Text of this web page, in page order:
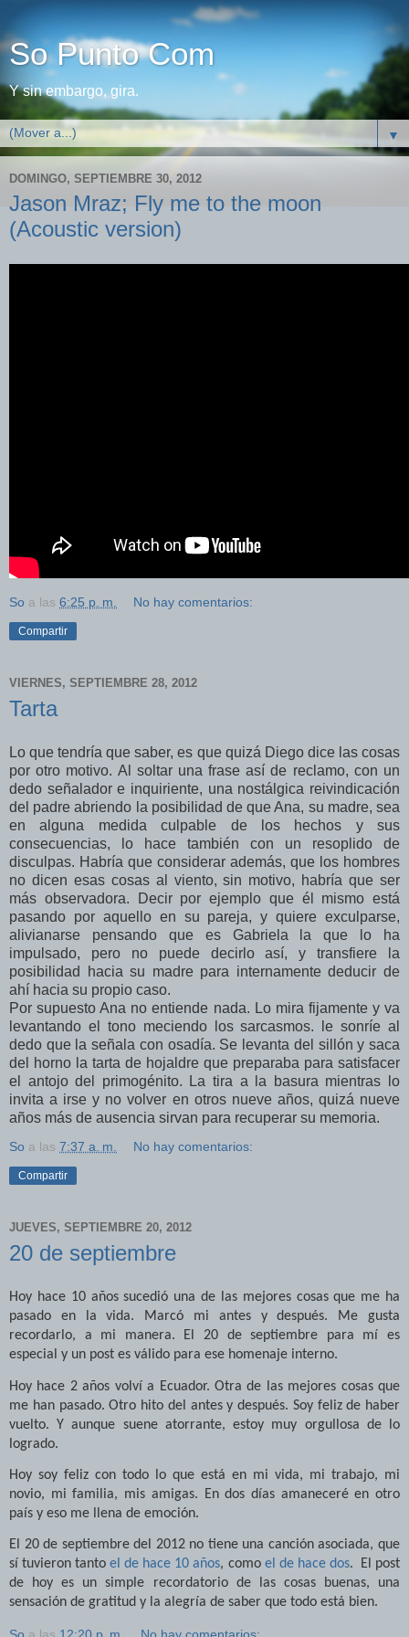
So Punto Com
Y sin embargo, gira.
▼
DOMINGO, SEPTIEMBRE 30, 2012
Jason Mraz; Fly me to the moon
(Acoustic version)
So a las 6:25 p. m. No hay comentarios:
Compartir
VIERNES, SEPTIEMBRE 28, 2012
Tarta
Lo que tendría que saber, es que quizá Diego dice las cosas
por otro motivo. Al soltar una frase así de reclamo, con un
dedo señalador e inquiriente, una nostálgica reivindicación
del padre abriendo la posibilidad de que Ana, su madre, sea
en alguna medida culpable de los hechos y sus
consecuencias, lo hace también con un resoplido de
disculpas. Habría que considerar además, que los hombres
no dicen esas cosas al viento, sin motivo, habría que ser
más observadora. Decir por ejemplo que él mismo está
pasando por aquello en su pareja, y quiere exculparse,
alivianarse pensando que es Gabriela la que lo ha
impulsado, pero no puede decirlo así, y transfiere la
posibilidad hacia su madre para internamente deducir de
ahí hacia su propio caso.
Por supuesto Ana no entiende nada. Lo mira fijamente y va
levantando el tono meciendo los sarcasmos. le sonríe al
dedo que la señala con osadía. Se levanta del sillón y saca
del horno la tarta de hojaldre que preparaba para satisfacer
el antojo del primogénito. La tira a la basura mientras lo
invita a irse y no volver en otros nueve años, quizá nueve
años más de ausencia sirvan para recuperar su memoria.
So a las 7:37 a. m. No hay comentarios:
Compartir
JUEVES, SEPTIEMBRE 20, 2012
20 de septiembre
Hoy hace 10 años sucedió una de las mejores cosas que me ha
pasado en la vida. Marcó mi antes y después. Me gusta
recordarlo, a mi manera. El 20 de septiembre para mí es
especial y un post es válido para ese homenaje interno.
Hoy hace 2 años volví a Ecuador. Otra de las mejores cosas que
me han pasado. Otro hito del antes y después. Soy feliz de haber
vuelto. Y aunque suene atorrante, estoy muy orgullosa de lo
logrado.
Hoy soy feliz con todo lo que está en mi vida, mi trabajo, mi
novio, mi familia, mis amigas. En dos días amaneceré en otro
país y eso me llena de emoción.
El 20 de septiembre del 2012 no tiene una canción asociada, que
sí tuvieron tantoel de hace 10 años, como el de hace dos.
El post
de hoy es un simple recordatorio de las cosas buenas, una
sensación de gratitud y la alegría de saber que todo está bien.
So a las 12:20 p. m. No hay comentarios: